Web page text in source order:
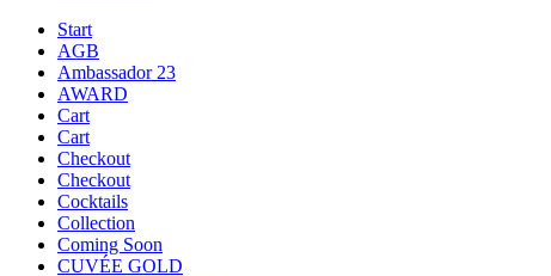
Start
AGB
Ambassador 23
AWARD
Cart
Cart
Checkout
Checkout
Cocktails
Collection
Coming Soon
CUVÉE GOLD